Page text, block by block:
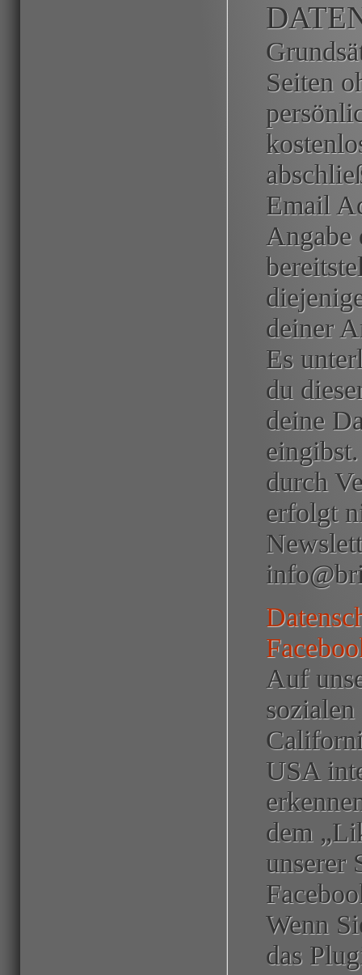
Seiten
Email
Angabe
deiner
Es
du
deine
durch
erfolgt
Auf
USA
dem
unserer
Wenn
das